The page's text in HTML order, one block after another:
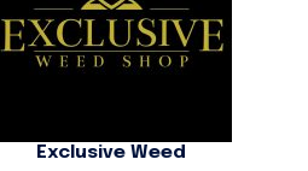
Exclusive Weed